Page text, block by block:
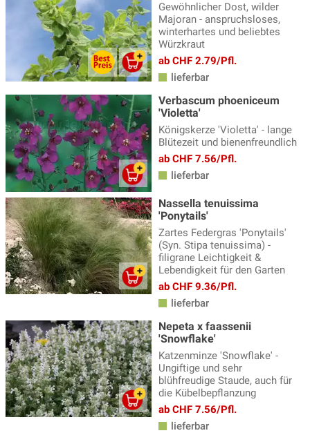
Gewöhnlicher Dost, wilder
Majoran - anspruchsloses,
winterhartes und beliebtes
Würzkraut
ab CHF 2.79/Pfl.
lieferbar
Verbascum phoeniceum
'Violetta'
Königskerze 'Violetta' - lange
Blütezeit und bienenfreundlich
ab CHF 7.56/Pfl.
lieferbar
Nassella tenuissima
'Ponytails'
Zartes Federgras 'Ponytails'
(Syn. Stipa tenuissima) -
filigrane Leichtigkeit &
Lebendigkeit für den Garten
ab CHF 9.36/Pfl.
lieferbar
Nepeta x faassenii
'Snowflake'
Katzenminze 'Snowflake' -
Ungiftige und sehr
blühfreudige Staude, auch für
die Kübelbepflanzung
ab CHF 7.56/Pfl.
lieferbar